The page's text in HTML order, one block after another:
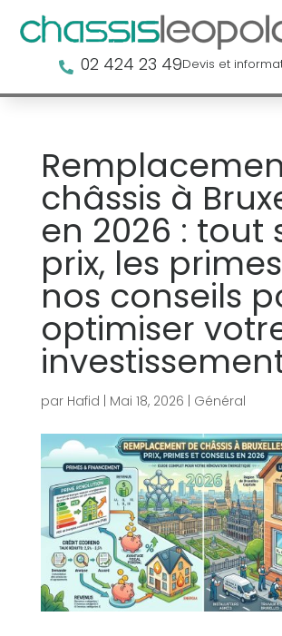
 02 424 23 49Devis et
châssis à
en 2026 : tout
prix, les
nos conseils
optimiser
par Hafid Mai 18, 2026 Général